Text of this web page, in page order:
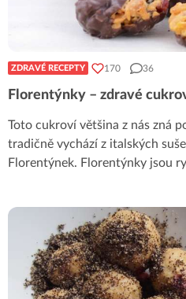
ZDRAVÉ RECEPTY 170 36
Florentýnky – zdravé
Toto cukroví většina z nás zná
tradičně vychází z italských
Florentýnek. Florentýnky jsou